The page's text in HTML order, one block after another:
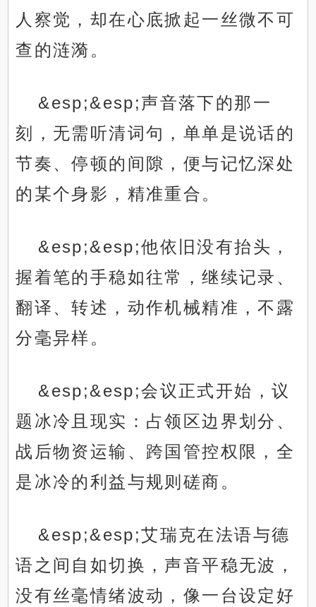
人察觉，却在心底掀起一丝微不可
查的涟漪。
&esp;&esp;声音落下的那一
刻，无需听清词句，单单是说话的
节奏、停顿的间隙，便与记忆深处
的某个身影，精准重合。
&esp;&esp;他依旧没有抬头，
握着笔的手稳如往常，继续记录、
翻译、转述，动作机械精准，不露
分毫异样。
&esp;&esp;会议正式开始，议
题冰冷且现实：占领区边界划分、
战后物资运输、跨国管控权限，全
是冰冷的利益与规则磋商。
&esp;&esp;艾瑞克在法语与德
语之间自如切换，声音平稳无波，
没有丝毫情绪波动，像一台设定好